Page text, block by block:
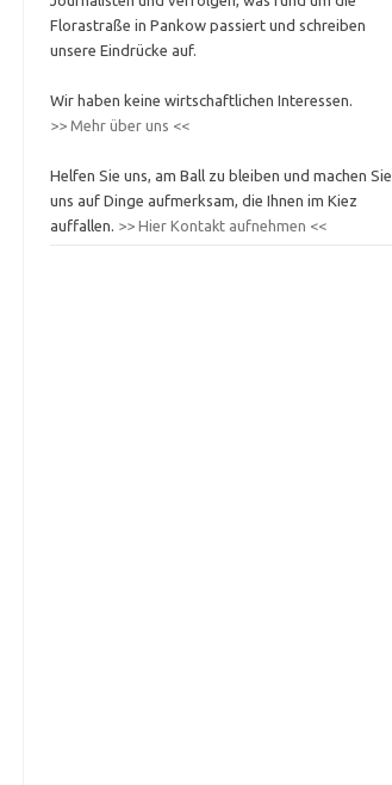
Florastraße in Pankow passiert und schreiben
unsere Eindrücke auf.
Wir haben keine wirtschaftlichen Interessen.
>> Mehr über uns <<
Helfen Sie uns, am Ball zu bleiben und machen Sie
uns auf Dinge aufmerksam, die Ihnen im Kiez
auffallen. >> Hier Kontakt aufnehmen <<